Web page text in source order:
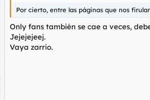
e
s
:
Por cierto, entre las páginas que nos
Only fans también se cae a veces,
Jejejejeej.
Vaya zarrio.